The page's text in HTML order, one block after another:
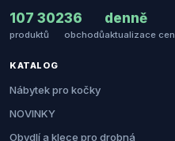
107 302
produktů
36
obchodů
denně
aktualizace cen
KATALOG
Nábytek pro kočky
NOVINKY
Obydlí a klece pro drobná